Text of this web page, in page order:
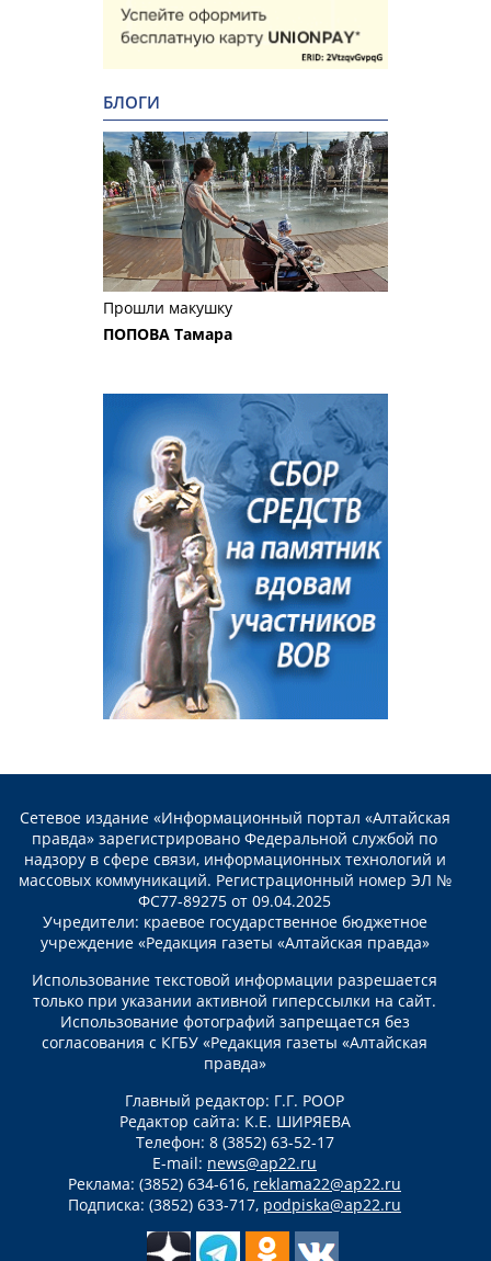
БЛОГИ
Прошли макушку
ПОПОВА Тамара
Сетевое издание «Информационный портал «Алтайская
правда» зарегистрировано Федеральной службой по
надзору в сфере связи, информационных технологий и
массовых коммуникаций. Регистрационный номер ЭЛ №
ФС77-89275 от 09.04.2025
Учредители: краевое государственное бюджетное
учреждение «Редакция газеты «Алтайская правда»
Использование текстовой информации разрешается
только при указании активной гиперссылки на сайт.
Использование фотографий запрещается без
согласования с КГБУ «Редакция газеты «Алтайская
правда»
Главный редактор: Г.Г. РООР
Редактор сайта: К.Е. ШИРЯЕВА
Телефон: 8 (3852) 63-52-17
E-mail: news@ap22.ru
Реклама: (3852) 634-616, reklama22@ap22.ru
Подписка: (3852) 633-717, podpiska@ap22.ru